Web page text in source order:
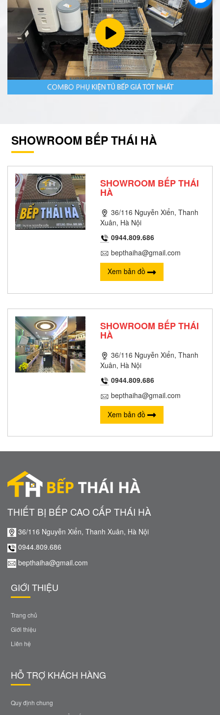
SHOWROOM BẾP THÁI HÀ
SHOWROOM BẾP THÁI
HÀ
36/116 Nguyễn Xiển, Thanh
Xuân, Hà Nội
0944.809.686
bepthaiha@gmail.com
Xem bản đồ
SHOWROOM BẾP THÁI
HÀ
36/116 Nguyễn Xiển, Thanh
Xuân, Hà Nội
0944.809.686
bepthaiha@gmail.com
Xem bản đồ
THIẾT BỊ BẾP CAO CẤP THÁI HÀ
36/116 Nguyễn Xiển, Thanh Xuân, Hà Nội
0944.809.686
bepthaiha@gmail.com
GIỚI THIỆU
Trang chủ
Giới thiệu
Liên hệ
HỖ TRỢ KHÁCH HÀNG
Quy định chung